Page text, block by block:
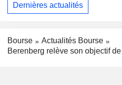
Dernières actualités
Bourse
Actualités Bourse
Berenberg relève son objectif